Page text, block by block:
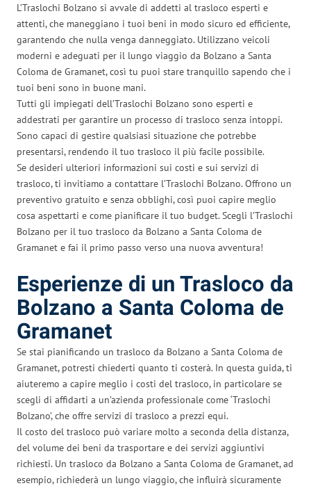
L’Traslochi Bolzano si avvale di addetti al trasloco esperti e
attenti, che maneggiano i tuoi beni in modo sicuro ed efficiente,
garantendo che nulla venga danneggiato. Utilizzano veicoli
moderni e adeguati per il lungo viaggio da Bolzano a Santa
Coloma de Gramanet, così tu puoi stare tranquillo sapendo che i
tuoi beni sono in buone mani.
Tutti gli impiegati dell’Traslochi Bolzano sono esperti e
addestrati per garantire un processo di trasloco senza intoppi.
Sono capaci di gestire qualsiasi situazione che potrebbe
presentarsi, rendendo il tuo trasloco il più facile possibile.
Se desideri ulteriori informazioni sui costi e sui servizi di
trasloco, ti invitiamo a contattare l’Traslochi Bolzano. Offrono un
preventivo gratuito e senza obblighi, così puoi capire meglio
cosa aspettarti e come pianificare il tuo budget. Scegli l’Traslochi
Bolzano per il tuo trasloco da Bolzano a Santa Coloma de
Gramanet e fai il primo passo verso una nuova avventura!
Esperienze di un Trasloco da
Bolzano a Santa Coloma de
Gramanet
Se stai pianificando un trasloco da Bolzano a Santa Coloma de
Gramanet, potresti chiederti quanto ti costerà. In questa guida, ti
aiuteremo a capire meglio i costi del trasloco, in particolare se
scegli di affidarti a un’azienda professionale come ‘Traslochi
Bolzano’, che offre servizi di trasloco a prezzi equi.
Il costo del trasloco può variare molto a seconda della distanza,
del volume dei beni da trasportare e dei servizi aggiuntivi
richiesti. Un trasloco da Bolzano a Santa Coloma de Gramanet, ad
esempio, richiederà un lungo viaggio, che influirà sicuramente